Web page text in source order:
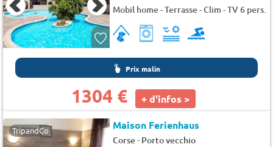
Mobil home - Terrasse - Clim - TV 6 pers.
Prix malin
1304 € + d'infos >
TripandCo Maison Ferienhaus
Corse- Porto vecchio